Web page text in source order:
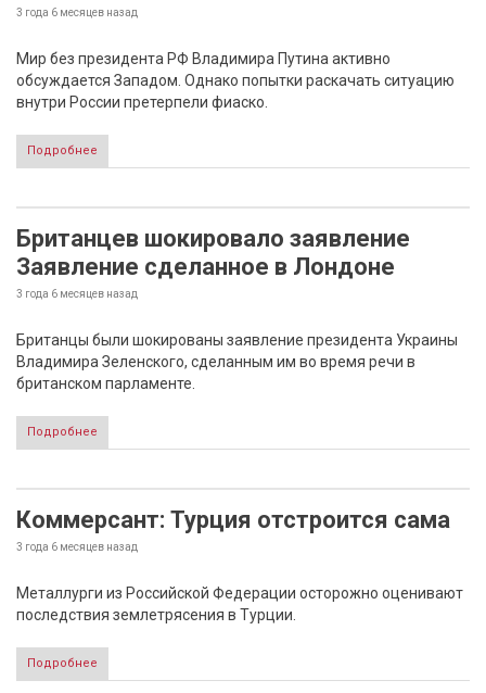
3 года 6 месяцев назад
Мир без президента РФ Владимира Путина активно
обсуждается Западом. Однако попытки раскачать ситуацию
внутри России претерпели фиаско.
Подробнее
Британцев шокировало заявление
Заявление сделанное в Лондоне
3 года 6 месяцев назад
Британцы были шокированы заявление президента Украины
Владимира Зеленского, сделанным им во время речи в
британском парламенте.
Подробнее
Коммерсант: Турция отстроится сама
3 года 6 месяцев назад
Металлурги из Российской Федерации осторожно оценивают
последствия землетрясения в Турции.
Подробнее